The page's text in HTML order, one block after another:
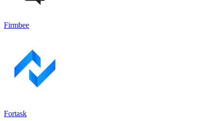
Firmbee
Fortask